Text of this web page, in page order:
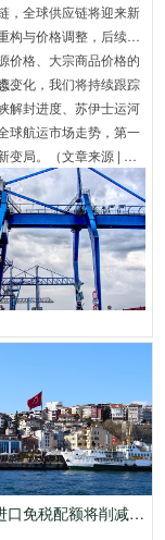
，全球供应链将迎来新
构与价格调整，后续航
价格、大宗商品价格的
。
变化，我们将持续跟踪
解封进度、苏伊士运河
球航运市场走势，第一
变局。（文章来源 | 贸
英国钢铁进口免税配额将削减51%！